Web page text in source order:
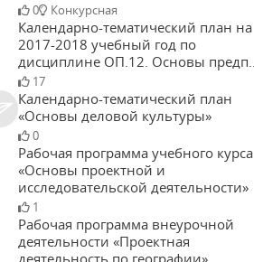
усвоения
провед
Предметные
умения
Пла
Ф
ак
т
Формирование
0 Конкурсная
Календарно-тематический план на
2017-2018 учебный год по
дисциплине ОП.12. Основы предп...
17
Календарно-тематический план
«Основы деловой культуры»
0
Рабочая программа учебного курса
«Основы проектной и
исследовательской деятельности»
1
Рабочая программа внеурочной
деятельности «Проектная